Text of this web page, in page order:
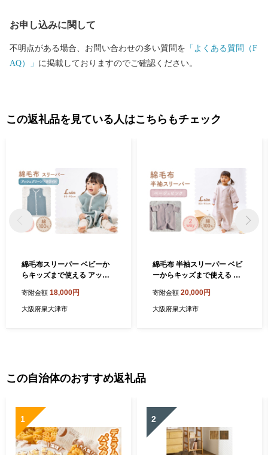
お申し込みに関して
不明点がある場合、お問い合わせの多い質問を 「よくある質問（F
AQ）」 に掲載しておりますのでご確認ください。
この返礼品を見ている人はこちらもチェック
綿毛布スリーパー ベビーか
らキッズまで使える アッシ
ズ) ベスト ロンパース 2way
｜天然素材 綿 コットン 速乾
寄附金額 18,000円
大阪府泉大津市
綿毛布 半袖スリーパー ベビ
ーからキッズまで使える ベ
ーパー ロンパース 2way｜天
然素材 綿 コットン 速乾 ベビ
寄附金額 20,000円
大阪府泉大津市
この自治体のおすすめ返礼品
1 2